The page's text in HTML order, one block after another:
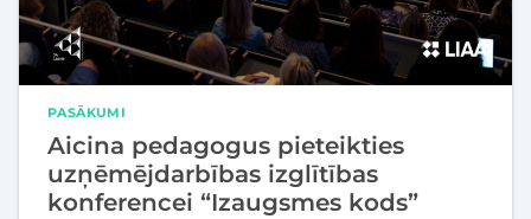
PASĀKUMI
Aicina pedagogus pieteikties
uzņēmējdarbības izglītības
konferencei “Izaugsmes kods”